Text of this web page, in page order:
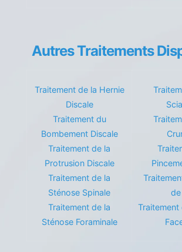
Autres Traitements
Traitement de la Hernie
Discale
Traitement du
Bombement Discale
Traitement de la
Protrusion Discale
Traitement de la
Sténose Spinale
Traitement de la
Sténose Foraminale
Traitement